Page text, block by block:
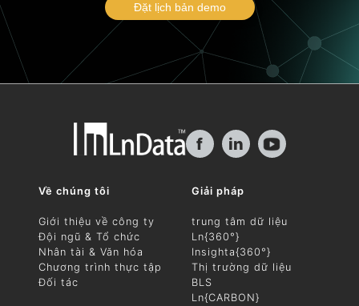
Đặt lịch bản demo
f in
Về chúng tôi
Giới thiệu về công ty
Đội ngũ & Tổ chức
Nhân tài & Văn hóa
Chương trình thực tập
Đối tác
Giải pháp
trung tâm dữ liệu
Ln{360°}
Insighta{360°}
Thị trường dữ liệu
BLS
Ln{CARBON}